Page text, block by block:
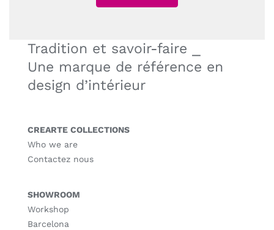
Tradition et savoir-faire ⎯
Une marque de référence en
design d’intérieur
CREARTE COLLECTIONS
Who we are
Contactez nous
SHOWROOM
Workshop
Barcelona